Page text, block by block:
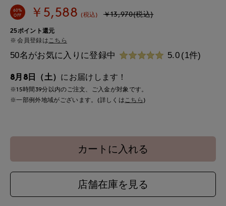
60%
OFF
￥5,588 (税込) ￥13,970(税込)
25ポイント還元
会員登録は こちら
50名がお気に入りに登録中 5.0 (1件)
8月8日（土） にお届けします！
※15時間39分以内のご注文、ご入金が対象です。
※一部例外地域がございます。(詳しくはこちら )
カートに入れる
店舗在庫を見る